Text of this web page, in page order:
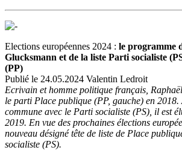
Elections européennes 2024 : le programme
Glucksmann et de la liste Parti socialiste
(PP)
Publié le 24.05.2024 Valentin Ledroit
Ecrivain et homme politique français,
le parti Place publique (PP, gauche) en 2018.
commune avec le Parti socialiste (PS), il est
2019. En vue des prochaines élections
nouveau désigné tête de liste de Place
socialiste (PS).